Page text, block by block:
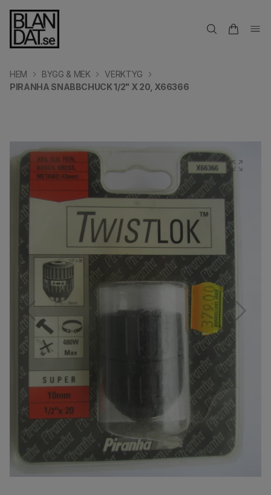
HEM BYGG & MEK
VERKTYG
PIRANHA SNABBCHUCK 1/2" X 20, X66366